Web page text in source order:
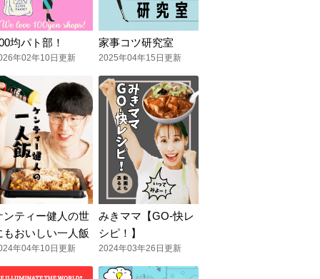
均パト部！
年02年10日更新
家事コツ研究室
2025年04年15日更新
ンティー健人の世
もおいしい一人飯
年04年10日更新
みきママ【GO-快レ
シピ！】
2024年03年26日更新